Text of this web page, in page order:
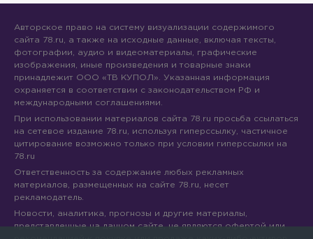
Авторское право на систему визуализации содержимого
сайта 78.ru, а также на исходные данные, включая тексты,
фотографии, аудио и видеоматериалы, графические
изображения, иные произведения и товарные знаки
принадлежит ООО «ТВ КУПОЛ». Указанная информация
охраняется в соответствии с законодательством РФ и
международными соглашениями.
При использовании материалов сайта 78.ru просьба ссылаться
на сетевое издание 78.ru, используя гиперссылку, частичное
цитирование возможно только при условии гиперссылки на
78.ru
Ответственность за содержание любых рекламных
материалов, размещенных на сайте 78.ru, несет
рекламодатель.
Новости, аналитика, прогнозы и другие материалы,
представленные на данном сайте, не являются офертой или